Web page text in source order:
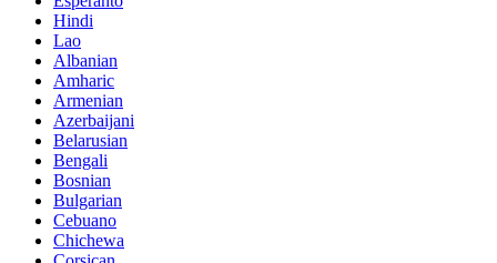
Hindi
Lao
Albanian
Amharic
Armenian
Azerbaijani
Belarusian
Bengali
Bosnian
Bulgarian
Cebuano
Chichewa